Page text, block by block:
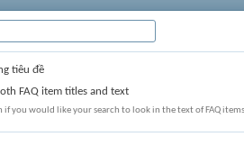
tiêu đề
FAQ item titles and text
if you would like your search to look in the text of FAQ